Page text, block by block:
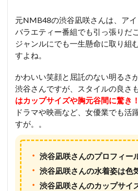
元NMB48の渋谷凪咲さんは、ア
バラエティー番組でも引っ張りだ
ジャンルにでも一生懸命に取り組
すよね。
かわいい笑顔と屈託のない明るさ
渋谷さんですが、スタイルの良さ
はカップサイズや胸元谷間に驚き！
ドラマや映画など、女優業でも活
すが。。
・ 渋谷凪咲さんのプロフィー
・ 渋谷凪咲さんの水着姿は色
・ 渋谷凪咲さんのカップサイ